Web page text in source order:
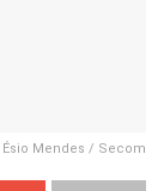
Ésio Mendes / Secom